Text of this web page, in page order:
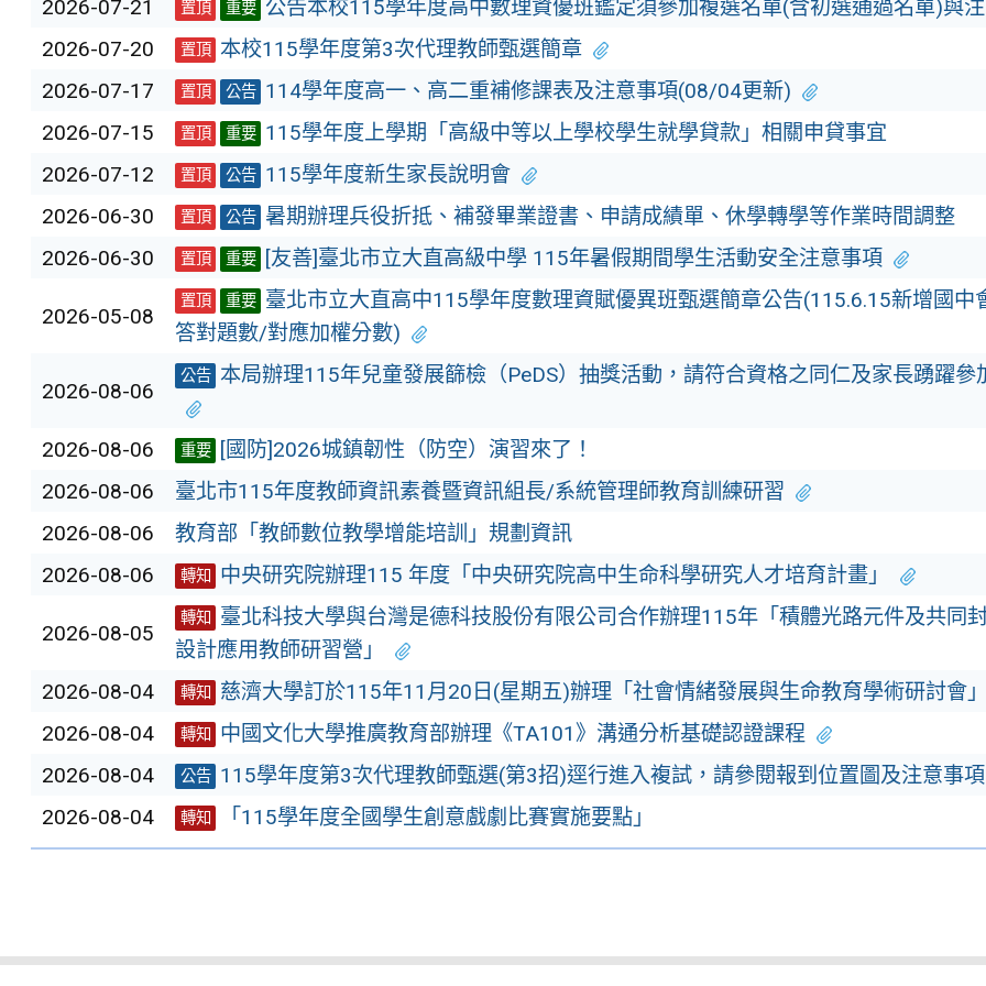
2026-07-21 置頂 重要 公告本校115學年度高中數理資優班鑑定須參加複選名單(含初選通過名單)與
2026-07-20
置頂 本校115學年度第3次代理教師甄選簡章
2026-07-17
置頂 公告 114學年度高一、高二重補修課表及注意事項(08/04更新)
2026-07-15
置頂 重要 115學年度上學期「高級中等以上學校學生就學貸款」相關申貸事宜
2026-07-12
置頂 公告 115學年度新生家長說明會
2026-06-30
置頂 公告 暑期辦理兵役折抵、補發畢業證書、申請成績單、休學轉學等作業時間調整
2026-06-30
置頂 重要 [友善]臺北市立大直高級中學 115年暑假期間學生活動安全注意事項
2026-05-08
置頂 重要 臺北市立大直高中115學年度數理資賦優異班甄選簡章公告(115.6.15新增國中
答對題數/對應加權分數)
2026-08-06
公告 本局辦理115年兒童發展篩檢（PeDS）抽獎活動，請符合資格之同仁及家長踴躍參
2026-08-06 重要
[國防]2026城鎮韌性（防空）演習來了！
2026-08-06
臺北市115年度教師資訊素養暨資訊組長/系統管理師教育訓練研習
2026-08-06
教育部「教師數位教學增能培訓」規劃資訊
2026-08-06
轉知 中央研究院辦理115 年度「中央研究院高中生命科學研究人才培育計畫」
2026-08-05
轉知
臺北科技大學與台灣是德科技股份有限公司合作辦理115年「積體光路元件及共同
設計應用教師研習營」
2026-08-04
轉知
慈濟大學訂於115年11月20日(星期五)辦理「社會情緒發展與生命教育學術研討會
2026-08-04
轉知
中國文化大學推廣教育部辦理《TA101》溝通分析基礎認證課程
2026-08-04
公告 115學年度第3次代理教師甄選(第3招)逕行進入複試，請參閱報到位置圖及注意事項
2026-08-04
轉知 「115學年度全國學生創意戲劇比賽實施要點」